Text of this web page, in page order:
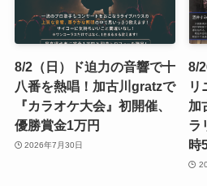
8/2（日）ド迫力の音響で十
八番を熱唱！加古川gratzで
『カラオケ大会』初開催、
優勝賞金1万円
2026年7月30日
8/
リ
加
ラ
時